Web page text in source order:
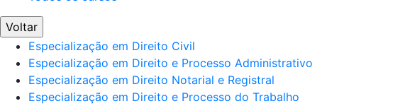
Voltar
Especialização em Direito Civil
Especialização em Direito e Processo Administrativo
Especialização em Direito Notarial e Registral
Especialização em Direito e Processo do Trabalho